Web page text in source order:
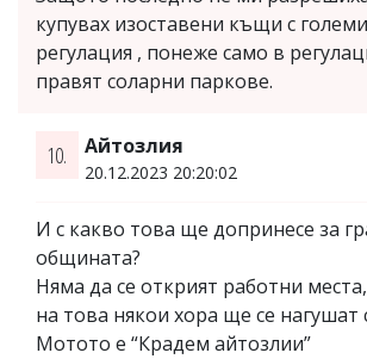
купувах изоставени къщи с
регулация , понеже само в
правят соларни паркове.
10. Айтозлия
20.12.2023 20:20:02
И с какво това ще допринесе за
общината?
Няма да се открият работни
на това някои хора ще се нагушат
Мотото е “Крадем айтозлии”